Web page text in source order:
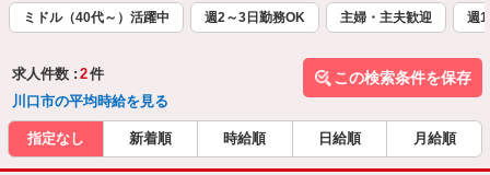
ミドル（40代～）活躍中 週2～3日勤務OK 主婦・主夫歓迎 週
求人件数 : 2件
川口市の平均時給を見る
この検索条件を保存
指定なし 新着順 時給順 日給順 月給順